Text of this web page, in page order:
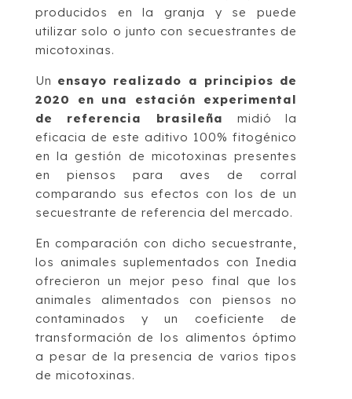
producidos en la granja y se puede
utilizar solo o junto con secuestrantes de
micotoxinas.
Un ensayo realizado a principios de
2020 en una estación experimental
de referencia brasileña
midió la
eficacia de este aditivo 100% fitogénico
en la gestión de micotoxinas presentes
en piensos para aves de corral
comparando sus efectos con los de un
secuestrante de referencia del mercado.
En comparación con dicho secuestrante,
los animales suplementados con Inedia
ofrecieron un mejor peso final que los
animales alimentados con piensos no
contaminados y un coeficiente de
transformación de los alimentos óptimo
a pesar de la presencia de varios tipos
de micotoxinas.